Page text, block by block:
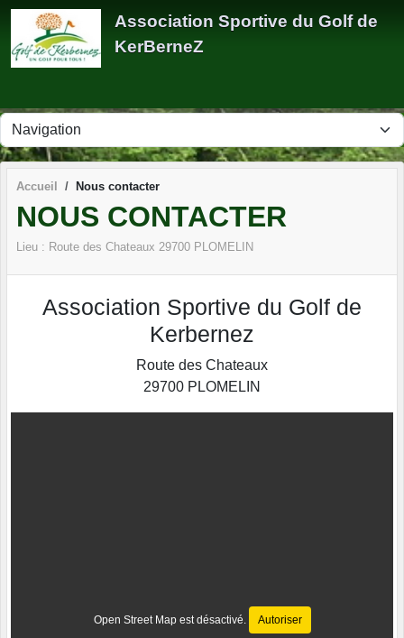
Association Sportive du Golf de
KerBerneZ
Accueil Nous contacter
NOUS CONTACTER
Lieu : Route des Chateaux 29700 PLOMELIN
Association Sportive du Golf de
Kerbernez
Route des Chateaux
29700 PLOMELIN
Open Street Map est désactivé. Autoriser
Panneau de gestion des cookies